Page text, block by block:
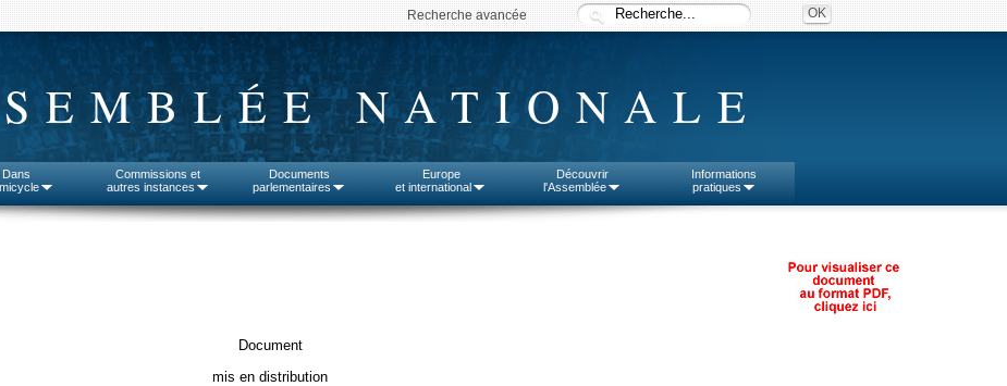
Recherche avancée
NATIONALE
Dans
Commissions et
autres instances
Documents
parlementaires
Europe
et international
Découvrir
l'Assemblée
Informations
pratiques
Document
mis en distribution